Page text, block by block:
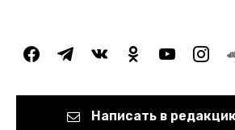
facebooktelegramvkontakteodnoklassniki
youtube
Написать в